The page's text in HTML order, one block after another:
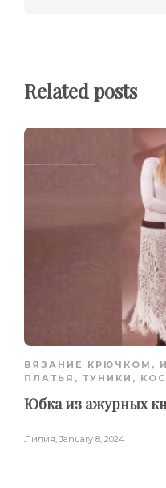
Related posts
ВЯЗАНИЕ КРЮЧКОМ ,
ПЛАТЬЯ, ТУНИКИ,
Юбка из ажурных
Лилия January 8, 2024